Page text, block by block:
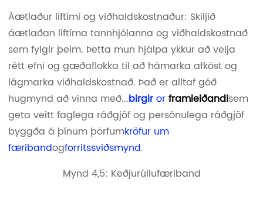
Áætlaður líftími og viðhaldskostnaður: Skiljið
áætlaðan líftíma tannhjólanna og viðhaldskostnað
sem fylgir þeim. Þetta mun hjálpa ykkur að velja
rétt efni og gæðaflokka til að hámarka afköst og
lágmarka viðhaldskostnað. Það er alltaf góð
hugmynd að vinna með...birgirorframleiðandisem
geta veitt faglega ráðgjöf og persónulega ráðgjöf
byggða á þínum þörfumkröfur um
færibandogforritssviðsmynd.
Mynd 4,5: Keðjurúllufæriband